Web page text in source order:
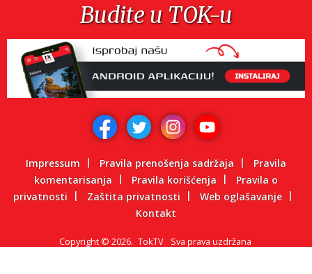
Budite u TOK-u
Impressum Pravila prenošenja sadržaja
Pravila
komentarisanja
Pravila korišćenja
Pravila o
privatnosti
Zaštita privatnosti
Web oglašavanje
Kontakt
Copyright © 2026. TokTV Sva prava uzdržana